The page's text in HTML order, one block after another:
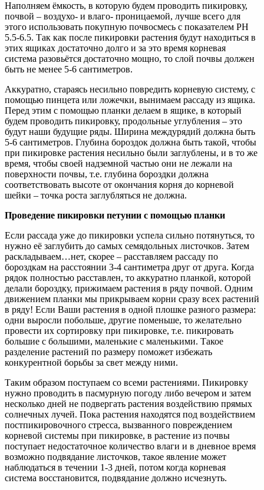
Наполняем ёмкость, в которую будем проводить пикировку,
почвой – воздухо- и влаго- проницаемой, лучше всего для
этого использовать покупную почвосмесь с показателем PH
5.5-6.5. Так как после пикировки растения будут находиться в
этих ящиках достаточно долго и за это время корневая
система разовьётся достаточно мощно, то слой почвы должен
быть не менее 5-6 сантиметров.
Аккуратно, стараясь несильно повредить корневую систему, с
помощью пинцета или ложечки, вынимаем рассаду из ящика.
Перед этим с помощью планки делаем в ящике, в который
будем проводить пикировку, продольные углубления – это
будут наши будущие ряды. Ширина междурядий должна быть
5-6 сантиметров. Глубина бороздок должна быть такой, чтобы
при пикировке растения несильно были заглублены, и в то же
время, чтобы своей надземной частью они не лежали на
поверхности почвы, т.е. глубина бороздки должна
соответствовать высоте от окончания корня до корневой
шейки – точка роста заглубляться не должна.
Проведение пикировки петунии с помощью планки
Если рассада уже до пикировки успела сильно потянуться, то
нужно её заглубить до самых семядольных листочков. Затем
раскладываем…нет, скорее – расставляем рассаду по
бороздкам на расстоянии 3-4 сантиметра друг от друга. Когда
рядок полностью расставлен, то аккуратно планкой, которой
делали бороздку, прижимаем растения в ряду почвой. Одним
движением планки мы прикрываем корни сразу всех растений
в ряду! Если Ваши растения в одной плошке разного размера:
одни выросли побольше, другие поменьше, то желательно
провести их сортировку при пикировке, т.е. пикировать
большие с большими, маленькие с маленькими. Такое
разделение растений по размеру поможет избежать
конкурентной борьбы за свет между ними.
Таким образом поступаем со всеми растениями. Пикировку
нужно проводить в пасмурную погоду либо вечером и затем
несколько дней не подвергать растения воздействию прямых
солнечных лучей. Пока растения находятся под воздействием
постпикировочного стресса, вызванного повреждением
корневой системы при пикировке, в растение из почвы
поступает недостаточное количество влаги и в дневное время
возможно подвядание листочков, такое явление может
наблюдаться в течении 1-3 дней, потом когда корневая
система восстановится, подвядание должно исчезнуть.